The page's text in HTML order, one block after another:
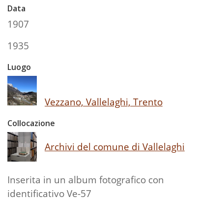
Data
1907
1935
Luogo
Vezzano, Vallelaghi, Trento
Collocazione
Archivi del comune di Vallelaghi
Inserita in un album fotografico con
identificativo Ve-57